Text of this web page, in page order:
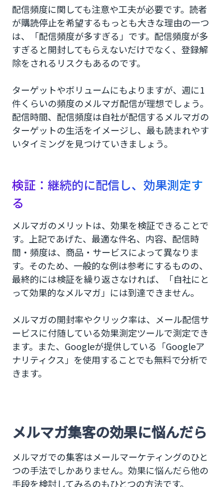
配信頻度に関しても注意や工夫が必要です。読者
が購読停止を希望するもっとも大きな理由の一つ
は、「配信頻度が多すぎる」です。配信頻度が多
すぎると開封してもらえないだけでなく、登録解
除をされるリスクもあるのです。
ターゲットやボリュームにもよりますが、週に1
件くらいの頻度のメルマガ配信が理想でしょう。
配信時間、配信頻度は自社が配信するメルマガの
ターゲットの生活をイメージし、最も読まれやす
いタイミングを見つけていきましょう。
検証：継続的に配信し、効果測定す
る
メルマガのメリットは、効果を検証できることで
す。上記であげた、最適な件名、内容、配信時
間・頻度は、商品・サービスによって異なりま
す。そのため、一般的な例は参考にするものの、
最終的には検証を繰り返さなければ、「自社にと
って効果的なメルマガ」には到達できません。
メルマガの開封率やクリック率は、メール配信サ
ービスに付随している効果測定ツールで測定でき
ます。また、Googleが提供している「Googleア
ナリティクス」を使用することでも無料で分析で
きます。
メルマガ集客の効果に悩んだら
メルマガでの集客はメールマーケティングのひと
つの手法でしかありません。効果に悩んだら他の
手段を検討してみるのもひとつの方法です。